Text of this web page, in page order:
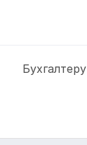
Бухгалтеру